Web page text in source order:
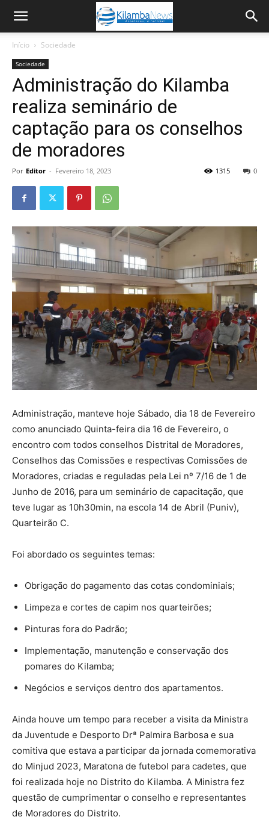
Início Sociedade
Sociedade
Administração do Kilamba
realiza seminário de
captação para os conselhos
de moradores
Por Editor - Fevereiro 18, 2023 0
1315
Administração, manteve hoje Sábado, dia 18 de Fevereiro
como anunciado Quinta-feira dia 16 de Fevereiro, o
encontro com todos conselhos Distrital de Moradores,
Conselhos das Comissões e respectivas Comissões de
Moradores, criadas e reguladas pela Lei nº 7/16 de 1 de
Junho de 2016, para um seminário de capacitação, que
teve lugar as 10h30min, na escola 14 de Abril (Puniv),
Quarteirão C.
Foi abordado os seguintes temas:
Obrigação do pagamento das cotas condominiais;
Limpeza e cortes de capim nos quarteirões;
Pinturas fora do Padrão;
Implementação, manutenção e conservação dos
pomares do Kilamba;
Negócios e serviços dentro dos apartamentos.
Ainda houve um tempo para receber a visita da Ministra
da Juventude e Desporto Drª Palmira Barbosa e sua
comitiva que estava a participar da jornada comemorativa
do Minjud 2023, Maratona de futebol para cadetes, que
foi realizada hoje no Distrito do Kilamba. A Ministra fez
questão de cumprimentar o conselho e representantes
de Moradores do Distrito.